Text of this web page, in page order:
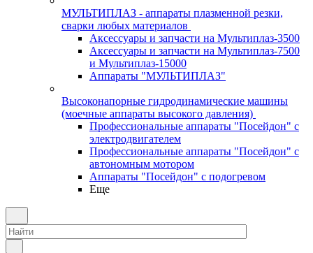
МУЛЬТИПЛАЗ - аппараты плазменной резки,
сварки любых материалов
Аксессуары и запчасти на Мультиплаз-3500
Аксессуары и запчасти на Мультиплаз-7500
и Мультиплаз-15000
Аппараты "МУЛЬТИПЛАЗ"
Высоконапорные гидродинамические машины
(моечные аппараты высокого давления)
Профессиональные аппараты "Посейдон" с
электродвигателем
Профессиональные аппараты "Посейдон" с
автономным мотором
Аппараты "Посейдон" с подогревом
Еще